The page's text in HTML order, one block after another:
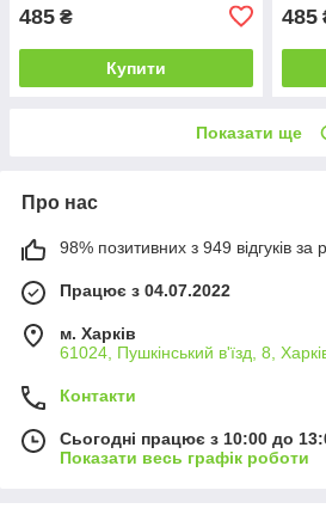
485 ₴
Купити
485
Показати ще
Про нас
98% позитивних з 949 відгуків за
Працює з 04.07.2022
м. Харків
61024, Пушкінський в'їзд, 8,
Контакти
Сьогодні працює з 10:00 до
Показати весь графік роботи